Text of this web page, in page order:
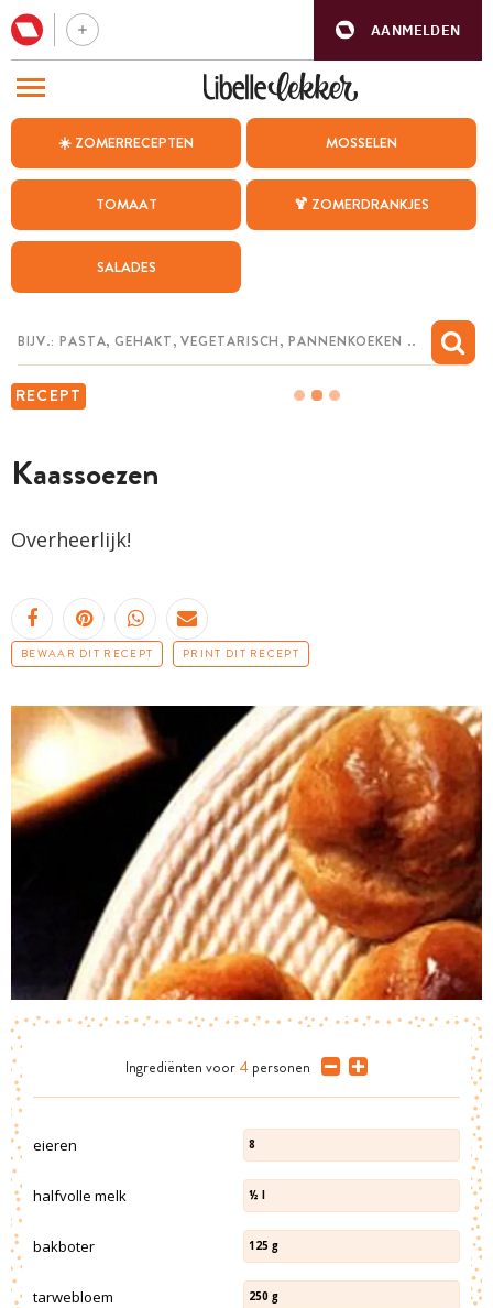
AANMELDEN
☀️ ZOMERRECEPTEN MOSSELEN
TOMAAT 🍹 ZOMERDRANKJES
SALADES
RECEPT
Kaassoezen
Overheerlijk!
BEWAAR DIT RECEPT PRINT DIT RECEPT
Ingrediënten voor 4 personen
eieren 8
halfvolle melk ½ l
bakboter 125 g
tarwebloem 250 g
BEZOEK ONZE ANDERE WEBSITES
WEEKMENU
CHAT MET MAIA
MIJN BEWAARDE RECEPTEN